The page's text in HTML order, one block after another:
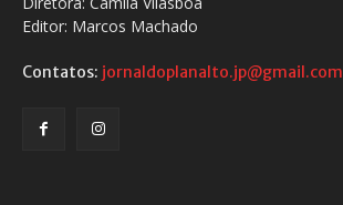
Editor: Marcos Machado
Contatos: jornaldoplanalto.jp@gmail.com